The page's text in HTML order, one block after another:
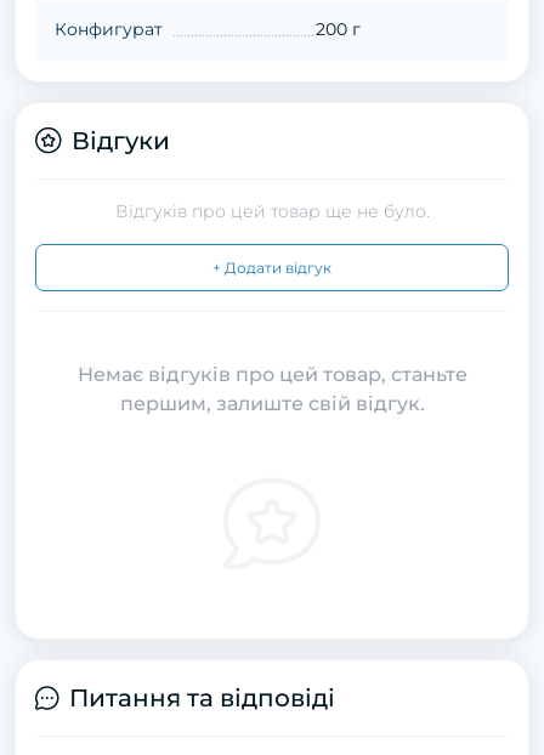
Конфигурат 200 г
Відгуки
Відгуків про цей товар ще не було.
+ Додати відгук
Немає відгуків про цей товар, станьте
першим, залиште свій відгук.
Питання та відповіді